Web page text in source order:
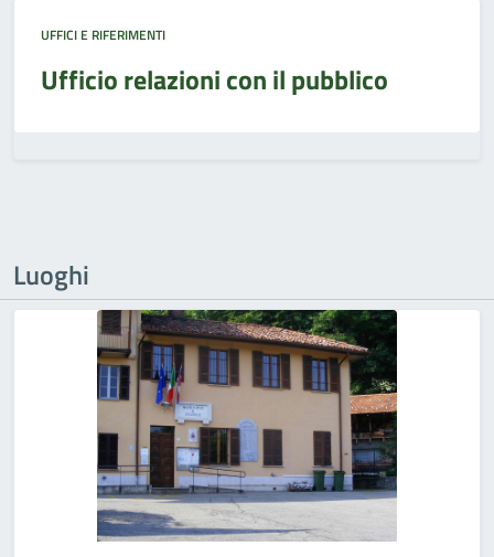
UFFICI E RIFERIMENTI
Ufficio relazioni con il pubblico
Luoghi